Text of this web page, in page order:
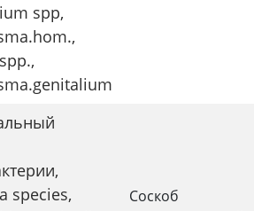
spp,
species,
Соскоб